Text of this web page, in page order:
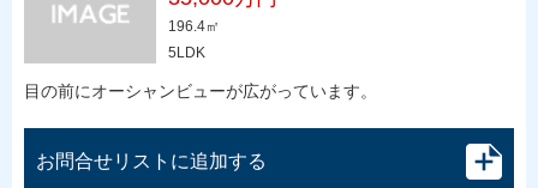
196.4㎡
5LDK
目の前にオーシャンビューが広がっています。
お問合せリストに追加する